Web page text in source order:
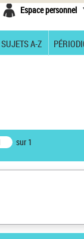
Espace personnel
SUJETS A-Z
sur 1